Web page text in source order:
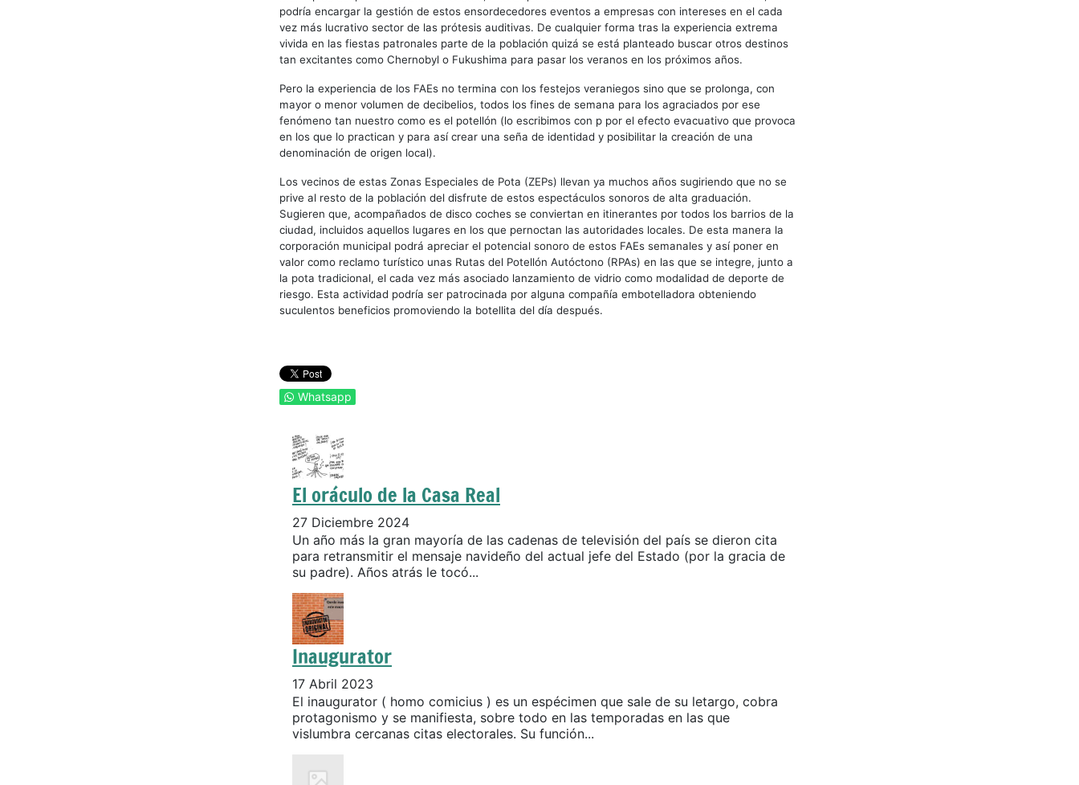
podría encargar la gestión de estos ensordecedores eventos a empresas con intereses en el cada
vez más lucrativo sector de las prótesis auditivas. De cualquier forma tras la experiencia extrema
vivida en las fiestas patronales parte de la población quizá se está planteado buscar otros destinos
tan excitantes como Chernobyl o Fukushima para pasar los veranos en los próximos años.
Pero la experiencia de los FAEs no termina con los festejos veraniegos sino que se prolonga, con
mayor o menor volumen de decibelios, todos los fines de semana para los agraciados por ese
fenómeno tan nuestro como es el potellón (lo escribimos con p por el efecto evacuativo que provoca
en los que lo practican y para así crear una seña de identidad y posibilitar la creación de una
denominación de origen local).
Los vecinos de estas Zonas Especiales de Pota (ZEPs) llevan ya muchos años sugiriendo que no se
prive al resto de la población del disfrute de estos espectáculos sonoros de alta graduación.
Sugieren que, acompañados de disco coches se conviertan en itinerantes por todos los barrios de la
ciudad, incluidos aquellos lugares en los que pernoctan las autoridades locales. De esta manera la
corporación municipal podrá apreciar el potencial sonoro de estos FAEs semanales y así poner en
valor como reclamo turístico unas Rutas del Potellón Autóctono (RPAs) en las que se integre, junto a
la pota tradicional, el cada vez más asociado lanzamiento de vidrio como modalidad de deporte de
riesgo. Esta actividad podría ser patrocinada por alguna compañía embotelladora obteniendo
suculentos beneficios promoviendo la botellita del día después.
Whatsapp
El oráculo de la Casa Real
27 Diciembre 2024
Un año más la gran mayoría de las cadenas de televisión del país se dieron cita
para retransmitir el mensaje navideño del actual jefe del Estado (por la gracia de
su padre). Años atrás le tocó...
Inaugurator
17 Abril 2023
El inaugurator ( homo comicius ) es un espécimen que sale de su letargo, cobra
protagonismo y se manifiesta, sobre todo en las temporadas en las que
vislumbra cercanas citas electorales. Su función...